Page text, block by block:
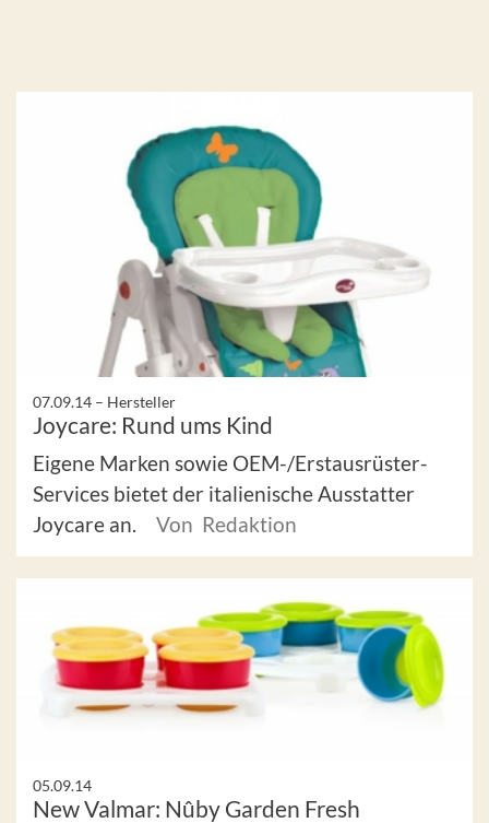
07.09.14 – Hersteller
Joycare: Rund ums Kind
Eigene Marken sowie OEM-/Erstausrüster-
Services bietet der italienische Ausstatter
Joycare an.
Von Redaktion
05.09.14
New Valmar: Nûby Garden Fresh